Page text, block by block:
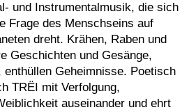
und Instrumentalmusik, die sich
Frage des Menschseins auf
dreht. Krähen, Raben und
Geschichten und Gesänge,
Geheimnisse. Poetisch
TRËI mit Verfolgung,
auseinander und ehrt